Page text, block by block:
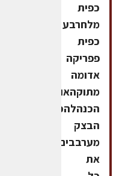
כפית
מלחרבע
כפית
פפריקה
אדומה
מתוקהאופן
הכנהלהכנת
הבצק
מערבבים
את